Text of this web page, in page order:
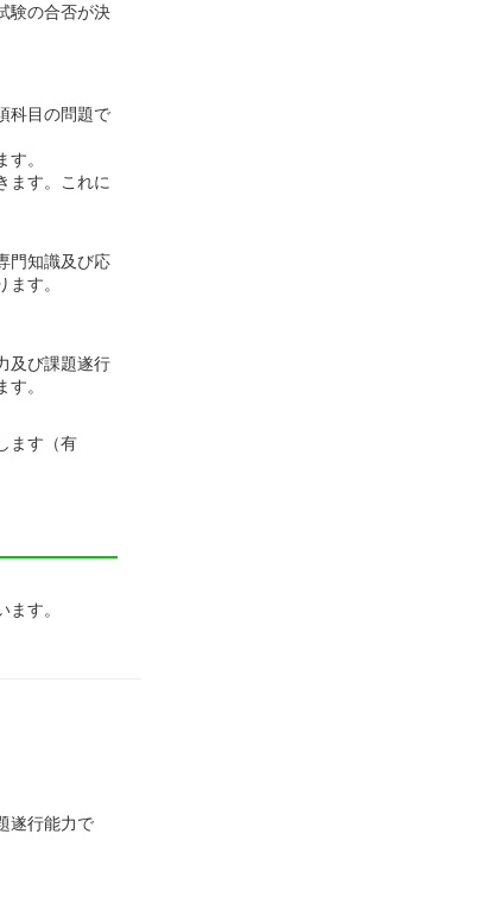
験の合否が決
科目の問題で
。
ます。これに
門知識及び応
す。
及び課題遂行
。
ます（有
す。
遂行能力で